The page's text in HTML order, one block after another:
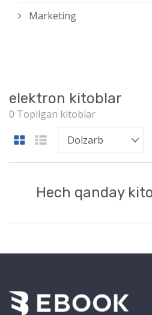
Marketing
elektron kitoblar
0 Topilgan kitoblar
Hech qanday